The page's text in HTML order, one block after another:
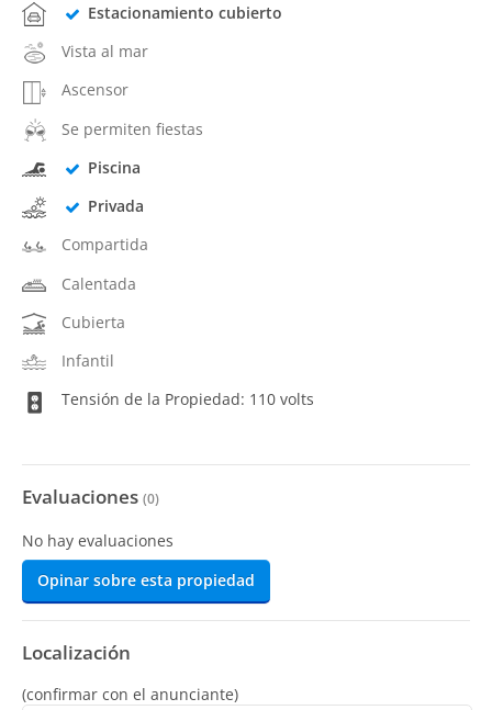
Estacionamiento cubierto
Vista al mar
Ascensor
Se permiten fiestas
Piscina
Privada
Compartida
Calentada
Cubierta
Infantil
Tensión de la Propiedad: 110 volts
Evaluaciones (0)
No hay evaluaciones
Opinar sobre esta propiedad
Localización
(confirmar con el anunciante)